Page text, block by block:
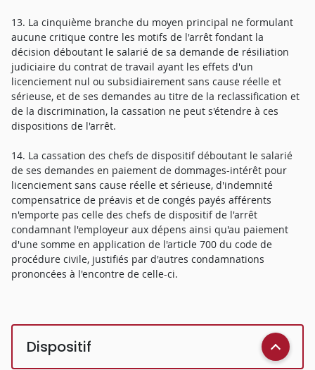
13. La cinquième branche du moyen principal ne formulant
aucune critique contre les motifs de l'arrêt fondant la
décision déboutant le salarié de sa demande de résiliation
judiciaire du contrat de travail ayant les effets d'un
licenciement nul ou subsidiairement sans cause réelle et
sérieuse, et de ses demandes au titre de la reclassification et
de la discrimination, la cassation ne peut s'étendre à ces
dispositions de l'arrêt.
14. La cassation des chefs de dispositif déboutant le salarié
de ses demandes en paiement de dommages-intérêt pour
licenciement sans cause réelle et sérieuse, d'indemnité
compensatrice de préavis et de congés payés afférents
n'emporte pas celle des chefs de dispositif de l'arrêt
condamnant l'employeur aux dépens ainsi qu'au paiement
d'une somme en application de l'article 700 du code de
procédure civile, justifiés par d'autres condamnations
prononcées à l'encontre de celle-ci.
Dispositif